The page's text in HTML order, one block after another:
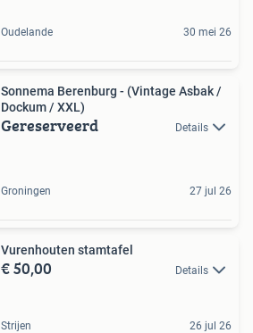
Oudelande 30 mei 26
Sonnema Berenburg - (Vintage Asbak /
Dockum / XXL)
Gereserveerd Details
Groningen 27 jul 26
Vurenhouten stamtafel
€ 50,00 Details
Strijen 26 jul 26